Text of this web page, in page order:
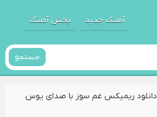
آهنگ جدید پخش آهنگ
جستجو
دانلود ریمیکس غم سوز با صدای یوس